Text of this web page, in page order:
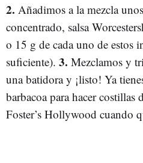
2. Añadimos a la mezcla
concentrado, salsa
o 15 g de cada uno de estos
suficiente). 3. Mezclamos y
una batidora y ¡listo! Ya
barbacoa para hacer
Foster’s Hollywood cuando